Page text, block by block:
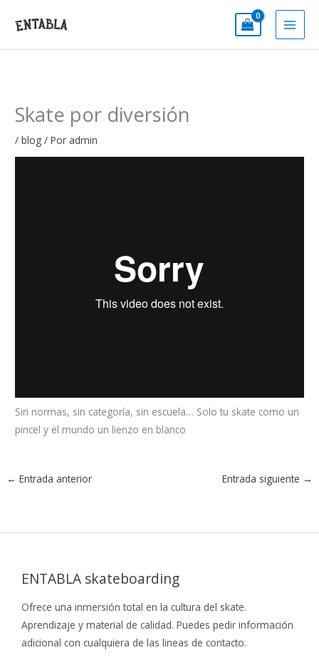
Skate por diversión
/blog / Por admin
Sin normas, sin categoría, sin escuela… Solo tu skate como un
pincel y el mundo un lienzo en blanco
← Entrada anterior Entrada siguiente →
ENTABLA skateboarding
Ofrece una inmersión total en la cultura del skate.
Aprendizaje y material de calidad. Puedes pedir información
adicional con cualquiera de las lineas de contacto.